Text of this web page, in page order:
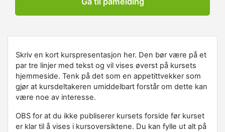
Skriv en kort kurspresentasjon her. Den bør være på et
par tre linjer med tekst og vil vises øverst på kursets
hjemmeside. Tenk på det som en appetittvekker som
gjør at kursdeltakeren umiddelbart forstår om dette kan
være noe av interesse.
OBS for at du ikke publiserer kursets forside før kurset
er klar til å vises i kursoversiktene. Du kan fylle ut alt på